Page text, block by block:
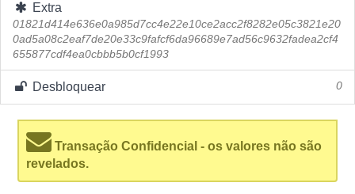
Extra
01821d414e636e0a985d7cc4e22e10ce2acc2f8282e05c3821e20
0ad5a08c2eaf7de20e33c9fafcf6da96689e7ad56c9632fadea2cf4
655877cdf4ea0cbbb5b0cf1993
Desbloquear 0
Transação Confidencial - os valores não são
revelados.